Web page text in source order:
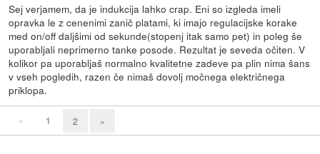
Sej verjamem, da je indukcija lahko crap. Eni so izgleda imeli
opravka le z cenenimi zanič platami, ki imajo regulacijske korake
med on/off daljšimi od sekunde(stopenj itak samo pet) in poleg še
uporabljali neprimerno tanke posode. Rezultat je seveda očiten. V
kolikor pa uporabljaš normalno kvalitetne zadeve pa plin nima šans
v vseh pogledih, razen če nimaš dovolj močnega električnega
priklopa.
« 1 2 »